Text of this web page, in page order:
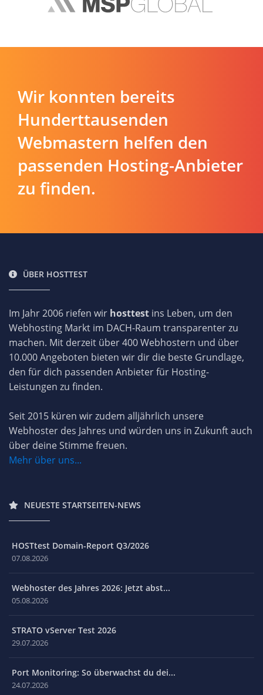
Wir konnten bereits
Hunderttausenden
Webmastern helfen den
passenden Hosting-Anbieter
zu finden.
ÜBER HOSTTEST
Im Jahr 2006 riefen wir hosttest ins Leben, um den
Webhosting Markt im DACH-Raum transparenter zu
machen. Mit derzeit über 400 Webhostern und über
10.000 Angeboten bieten wir dir die beste Grundlage,
den für dich passenden Anbieter für Hosting-
Leistungen zu finden.
Seit 2015 küren wir zudem alljährlich unsere
Webhoster des Jahres und würden uns in Zukunft auch
über deine Stimme freuen.
Mehr über uns...
NEUESTE STARTSEITEN-NEWS
HOSTtest Domain-Report Q3/2026
07.08.2026
Webhoster des Jahres 2026: Jetzt abst...
05.08.2026
STRATO vServer Test 2026
29.07.2026
Port Monitoring: So überwachst du dei...
24.07.2026